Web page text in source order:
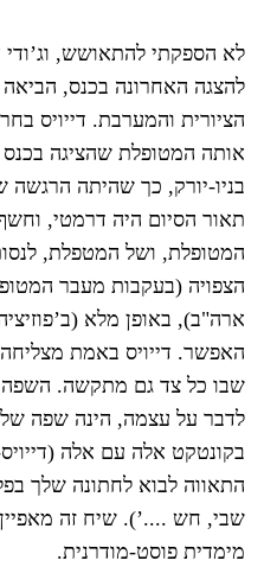
לא הספקתי להתאושש, וג’ודי
להצגה האחרונה בכנס,
הציורית והמערבת. דייויס
בניו-יורק, כך שהיתה הרגשה
תאור הסיום היה דרמטי,
המטופלת, ושל המטפלת,
הצפויה (בעקבות מעבר
ארה"ב), באופן מלא
האפשר. דייויס באמת
שבו כל צד גם מתקשה. השפה
לדבר על עצמה, הינה שפה של
בקונטקט אלה עם אלה
התאווה לבוא לחתונה שלך
שבי, חש ....’). שיח זה
מימדית פוסט-מודרנית.